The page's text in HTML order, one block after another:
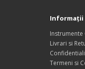
Informaţii
Instrumente
Livrari si
Termeni si